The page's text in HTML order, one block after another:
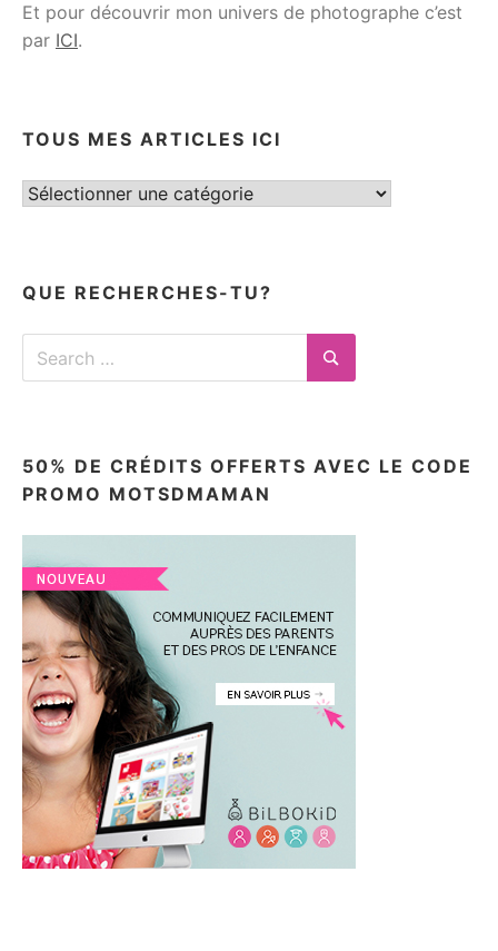
Et pour découvrir mon univers de photographe c’est
par ICI.
TOUS MES ARTICLES ICI
Tous
QUE RECHERCHES-TU?
Search
for:
Search
50% DE CRÉDITS OFFERTS AVEC LE CODE
PROMO MOTSDMAMAN